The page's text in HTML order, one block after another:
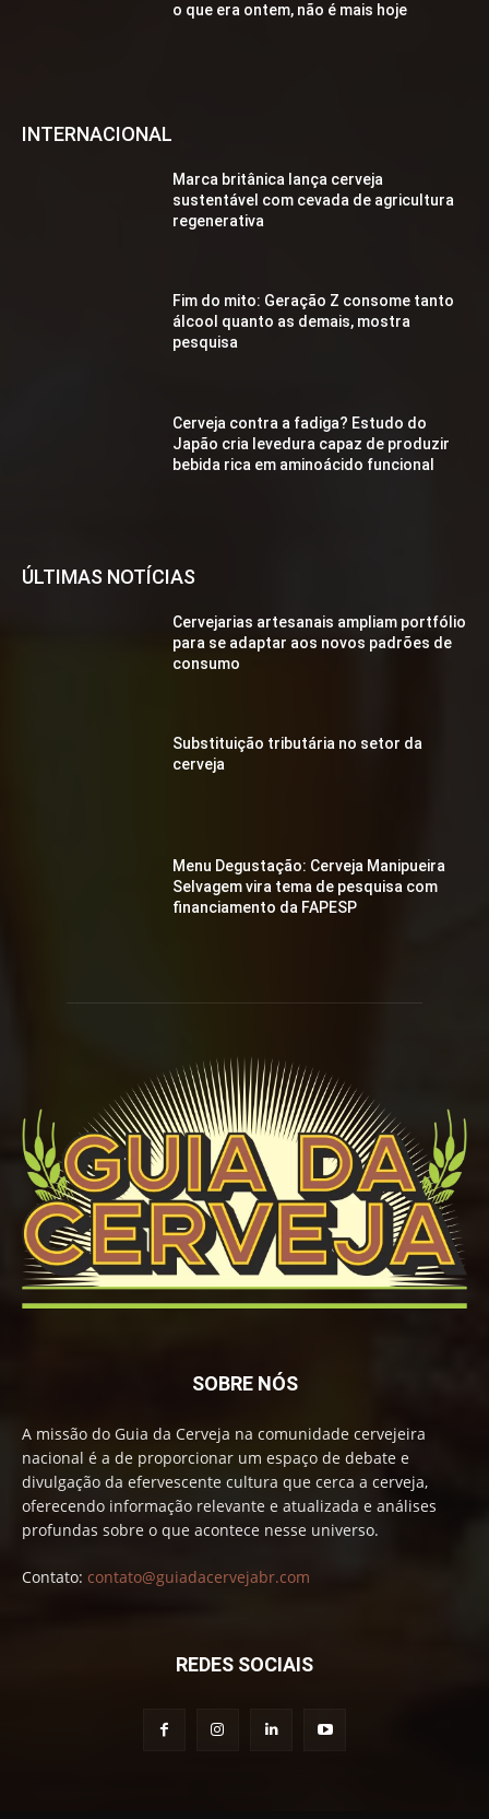
o que era ontem, não é mais hoje
INTERNACIONAL
Marca britânica lança cerveja
sustentável com cevada de agricultura
regenerativa
Fim do mito: Geração Z consome tanto
álcool quanto as demais, mostra
pesquisa
Cerveja contra a fadiga? Estudo do
Japão cria levedura capaz de produzir
bebida rica em aminoácido funcional
ÚLTIMAS NOTÍCIAS
Cervejarias artesanais ampliam portfólio
para se adaptar aos novos padrões de
consumo
Substituição tributária no setor da
cerveja
Menu Degustação: Cerveja Manipueira
Selvagem vira tema de pesquisa com
financiamento da FAPESP
SOBRE NÓS
A missão do Guia da Cerveja na comunidade cervejeira
nacional é a de proporcionar um espaço de debate e
divulgação da efervescente cultura que cerca a cerveja,
oferecendo informação relevante e atualizada e análises
profundas sobre o que acontece nesse universo.
Contato: contato@guiadacervejabr.com
REDES SOCIAIS